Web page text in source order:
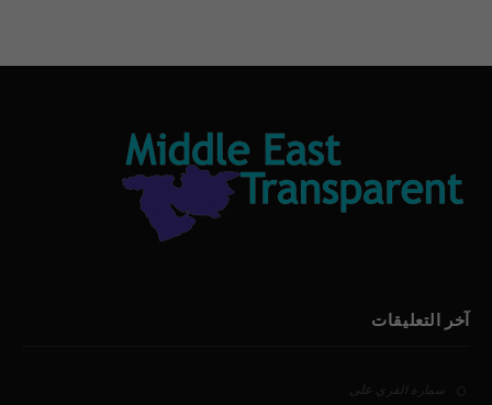
آخر التعليقات
سمارة القزي على